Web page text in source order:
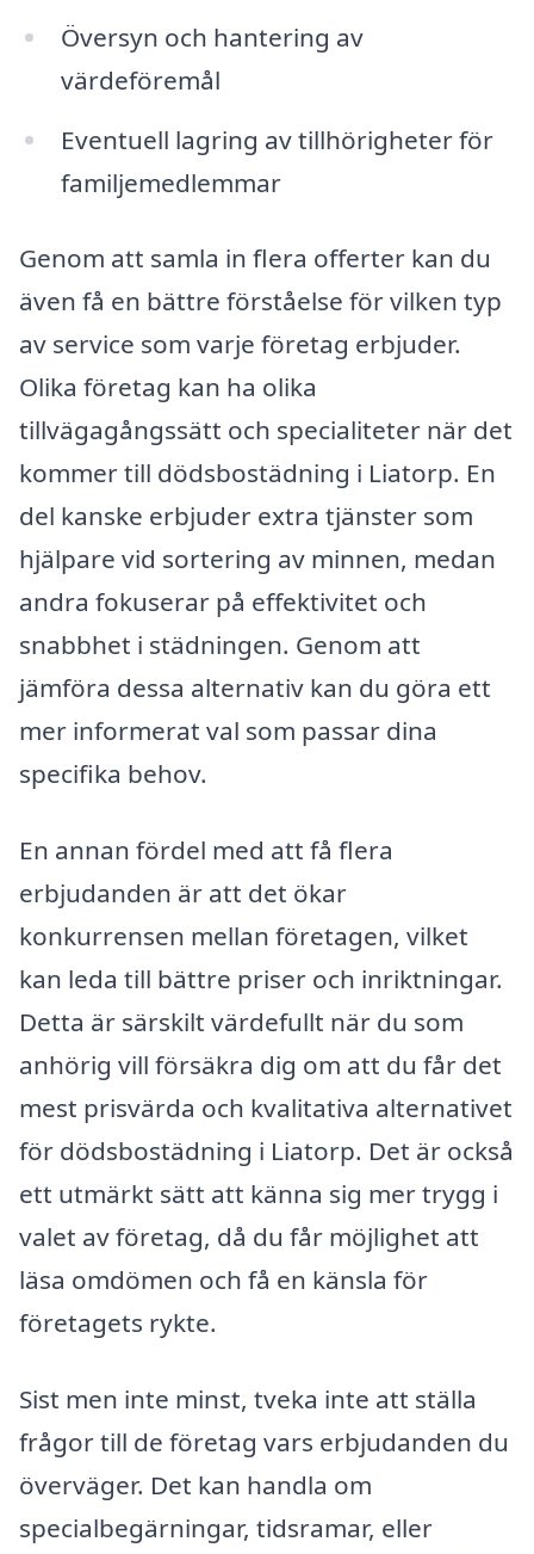
Översyn och hantering av
värdeföremål
Eventuell lagring av tillhörigheter för
familjemedlemmar
Genom att samla in flera offerter kan du
även få en bättre förståelse för vilken typ
av service som varje företag erbjuder.
Olika företag kan ha olika
tillvägagångssätt och specialiteter när det
kommer till dödsbostädning i Liatorp. En
del kanske erbjuder extra tjänster som
hjälpare vid sortering av minnen, medan
andra fokuserar på effektivitet och
snabbhet i städningen. Genom att
jämföra dessa alternativ kan du göra ett
mer informerat val som passar dina
specifika behov.
En annan fördel med att få flera
erbjudanden är att det ökar
konkurrensen mellan företagen, vilket
kan leda till bättre priser och inriktningar.
Detta är särskilt värdefullt när du som
anhörig vill försäkra dig om att du får det
mest prisvärda och kvalitativa alternativet
för dödsbostädning i Liatorp. Det är också
ett utmärkt sätt att känna sig mer trygg i
valet av företag, då du får möjlighet att
läsa omdömen och få en känsla för
företagets rykte.
Sist men inte minst, tveka inte att ställa
frågor till de företag vars erbjudanden du
överväger. Det kan handla om
specialbegärningar, tidsramar, eller